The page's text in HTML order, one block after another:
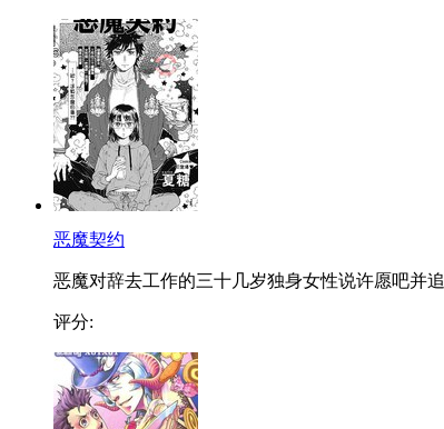
恶魔契约
恶魔对辞去工作的三十几岁独身女性说许愿吧并
评分: